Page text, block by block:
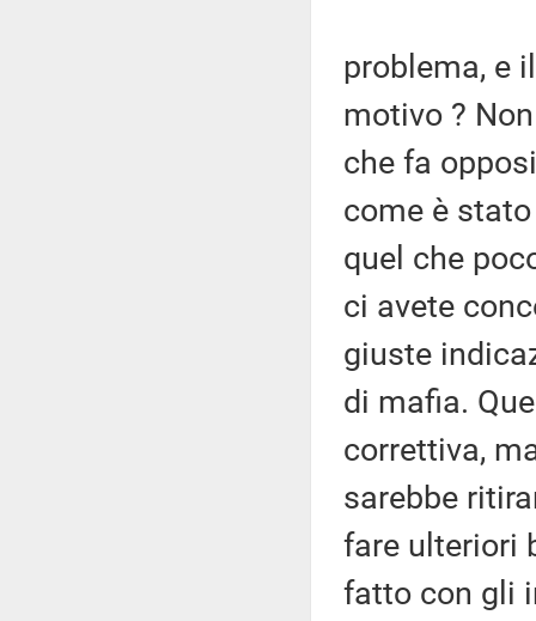
problema, e
motivo ?
che fa
come è
quel che
ci avete
giuste
di mafia.
correttiva,
sarebbe
fare ulteriori
fatto con gli